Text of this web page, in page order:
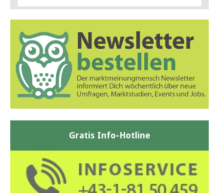
Gratis Info-Hotline